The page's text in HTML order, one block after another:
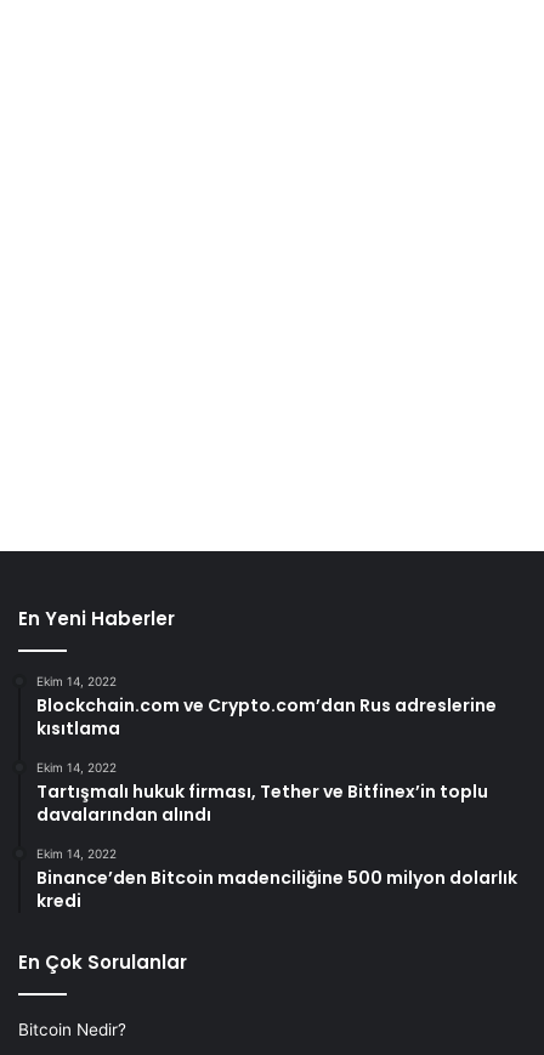
En Yeni Haberler
Ekim 14, 2022
Blockchain.com ve Crypto.com’dan Rus adreslerine
kısıtlama
Ekim 14, 2022
Tartışmalı hukuk firması, Tether ve Bitfinex’in toplu
davalarından alındı
Ekim 14, 2022
Binance’den Bitcoin madenciliğine 500 milyon dolarlık
kredi
En Çok Sorulanlar
Bitcoin Nedir?